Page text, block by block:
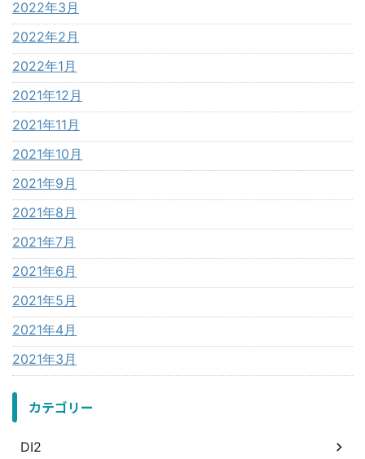
2022年3月
2022年2月
2022年1月
2021年12月
2021年11月
2021年10月
2021年9月
2021年8月
2021年7月
2021年6月
2021年5月
2021年4月
2021年3月
カテゴリー
DI2